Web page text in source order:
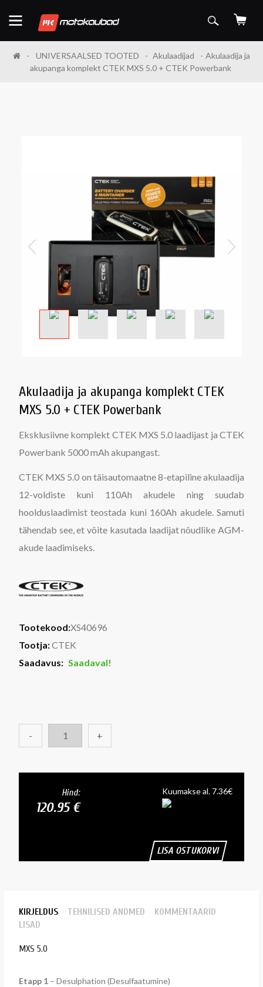
UNIVERSAALSED TOOTED Akulaadijad
Akulaadija ja
akupanga komplekt CTEK MXS 5.0 + CTEK Powerbank
Akulaadija ja akupanga komplekt CTEK
MXS 5.0 + CTEK Powerbank
Eksklusiivne komplekt CTEK MXS 5.0 laadijast ja CTEK
Powerbank 5000 mAh akupangast.
CTEK MXS 5.0 on täisautomaatne 8-etapiline akulaadija
12-voldiste kuni 110Ah akudele ning suudab
hoolduslaadimist teostada kuni 160Ah akudele. Samuti
tähendab see, et võite kasutada laadijat nõudlike AGM-
akude laadimiseks.
Tootekood:XS40696
Tootja:CTEK
Saadavus: Saadaval!
- +
Hind:
120.95 €
Kuumakse al. 7.36€
LISA OSTUKORVI
KIRJELDUS TEHNILISED ANDMED
KOMMENTAARID
LISAD
MXS 5.0
Etapp 1 – Desulphation (Desulfaatumine)